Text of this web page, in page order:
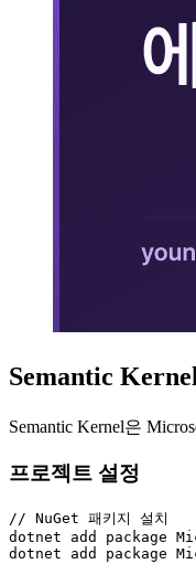
Semantic
Semantic Kernel은
프로젝트 설정
// NuGet 패키지 설치
dotnet add package
dotnet add package